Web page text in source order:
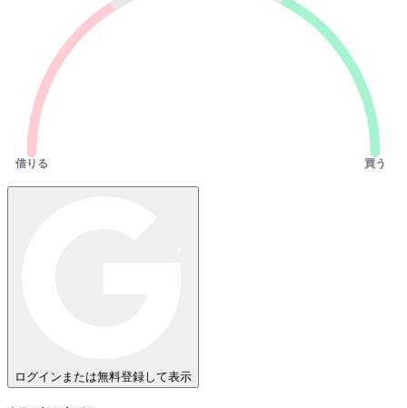
借りる 買う
ログインまたは無料登録して表示